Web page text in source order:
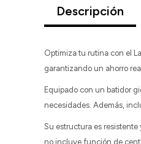
Descripción
Optimiza tu rutina con el
garantizando un ahorro
Equipado con un batidor
necesidades. Además,
Su estructura es
no incluye función de